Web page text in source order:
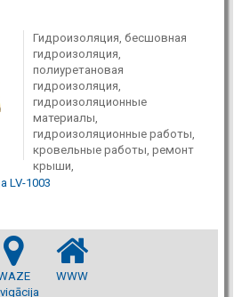
Гидроизоляция, бесшовная
гидроизоляция,
полиуретановая
гидроизоляция,
гидроизоляционные
материалы,
гидроизоляционные работы,
кровельные работы, ремонт
крыши,
LV-1003
WWW